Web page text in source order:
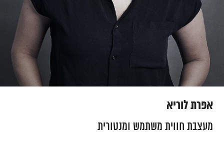
אפרת לוריא
מעצבת חווית משתמש ומנטורית